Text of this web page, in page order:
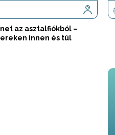
az asztalfiókból –
innen és túl